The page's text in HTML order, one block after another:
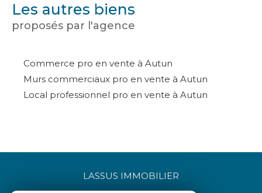
Les autres biens
proposés par l'agence
Commerce pro en vente à Autun
Murs commerciaux pro en vente à Autun
Local professionnel pro en vente à Autun
LASSUS IMMOBILIER